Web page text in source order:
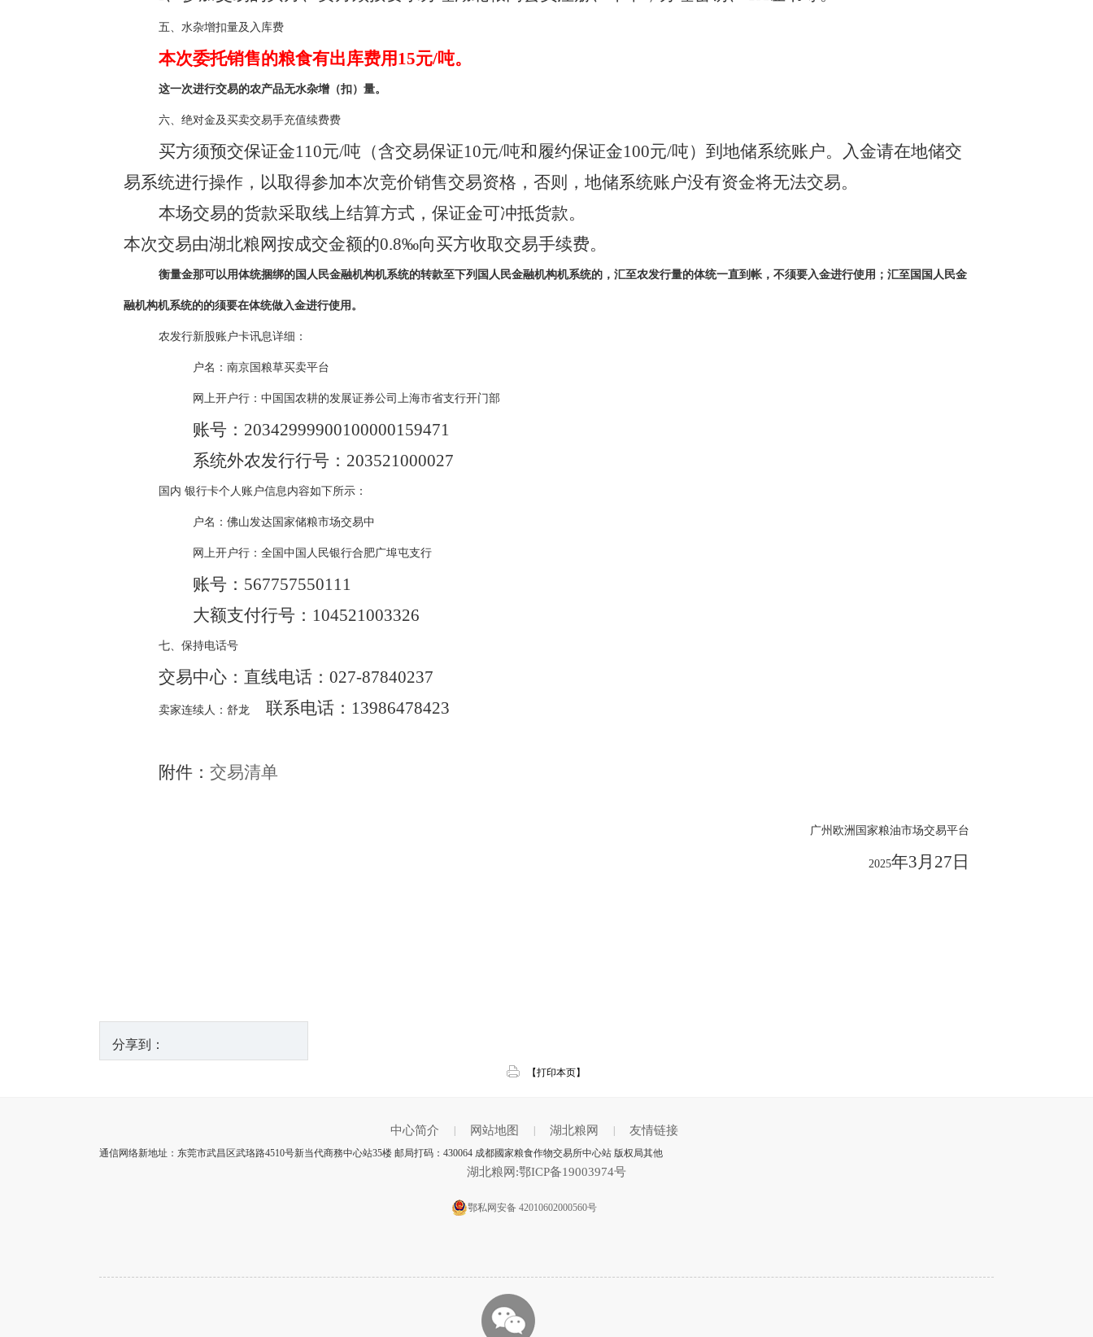
五、水杂增扣量及入库费
本次委托销售的粮食有出库费用15元/吨。
这一次进行交易的农产品无水杂增（扣）量。
六、绝对金及买卖交易手充值续费费
买方须预交保证金110元/吨（含交易保证10元/吨和履约保证金100元/吨）到地储系统账户。入金请在地储交
易系统进行操作，以取得参加本次竞价销售交易资格，否则，地储系统账户没有资金将无法交易。
本场交易的货款采取线上结算方式，保证金可冲抵货款。
本次交易由湖北粮网按成交金额的0.8‰向买方收取交易手续费。
衡量金那可以用体统捆绑的国人民金融机构机系统的转款至下列国人民金融机构机系统的，汇至农发行量的体统一直到帐，不须要入金进行使用；汇至国国人民金
融机构机系统的的须要在体统做入金进行使用。
农发行新股账户卡讯息详细：
户名：南京国粮草买卖平台
网上开户行：中国国农耕的发展证券公司上海市省支行开门部
账号：20342999900100000159471
系统外农发行行号：203521000027
国内 银行卡个人账户信息内容如下所示：
户名：佛山发达国家储粮市场交易中
网上开户行：全国中国人民银行合肥广埠屯支行
账号：567757550111
大额支付行号：104521003326
七、保持电话号
交易中心：直线电话：027-87840237
卖家连续人：舒龙 联系电话：13986478423
附件： 交易清单
广州欧洲国家粮油市场交易平台
2025年3月27日
分享到：
【打印本页】
中心简介 网站地图 湖北粮网 友情链接
通信网络新地址：东莞市武昌区武珞路4510号新当代商務中心站35楼 邮局打码：430064 成都國家粮食作物交易所中心站 版权局其他
湖北粮网:鄂ICP备19003974号
鄂私网安备 42010602000560号